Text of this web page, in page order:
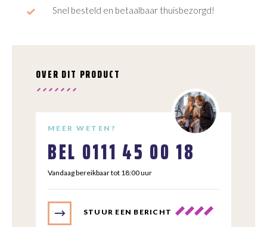
Snel besteld en betaalbaar thuisbezorgd!
OVER DIT PRODUCT
MEER WETEN?
BEL 0111 45 00 18
Vandaag bereikbaar tot 18:00 uur
STUUR EEN BERICHT